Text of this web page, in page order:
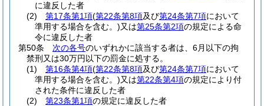
に違反した者
(2)
第17条第1項(第22条第8項及び第24条第7項において
準用する場合を含む。)又は第25条第2項の規定による命
令に違反した者
第50条
次の各号のいずれかに該当する者は、6月以下の拘
禁刑又は30万円以下の罰金に処する。
(1)
第16条第4項(第22条第8項及び第24条第7項において
準用する場合を含む。)又は第22条第4項の規定により付
された条件に違反した者
(2)
第23条第1項の規定に違反した者